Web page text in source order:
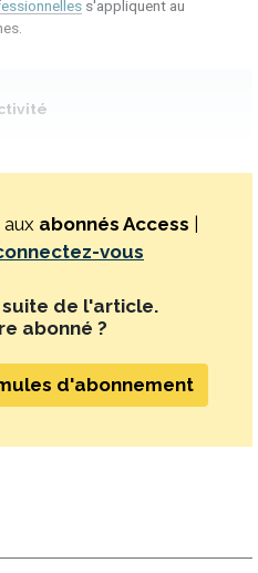
s'appliquent au
abonnés Access |
vous
suite de l'article.
abonné ?
d'abonnement